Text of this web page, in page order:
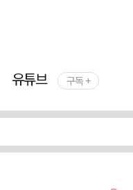
유튜브 구독 +